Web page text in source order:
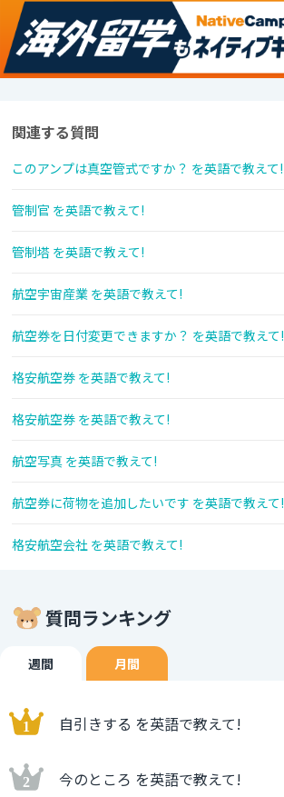
関連する質問
このアンプは真空管式ですか？ を英語で教えて!
管制官 を英語で教えて!
管制塔 を英語で教えて!
航空宇宙産業 を英語で教えて!
航空券を日付変更できますか？ を英語で教えて!
格安航空券 を英語で教えて!
格安航空券 を英語で教えて!
航空写真 を英語で教えて!
航空券に荷物を追加したいです を英語で教えて!
格安航空会社 を英語で教えて!
質問ランキング
週間 月間
自引きする を英語で教えて!
今のところ を英語で教えて!